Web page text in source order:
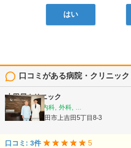
はい
口コミがある病院・クリニック
大田屋クリニック
内科, 循環器内科, 外科, ...
山梨県富士吉田市上吉田5丁目8-3
口コミ: 3件 5